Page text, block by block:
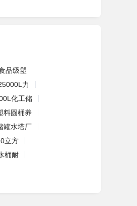
品级塑
力
化工储
料圆桶养
罐水塔厂
立方
桶耐